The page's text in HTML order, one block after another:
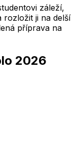
záleží,
rozložit ji na delší
příprava na
2026